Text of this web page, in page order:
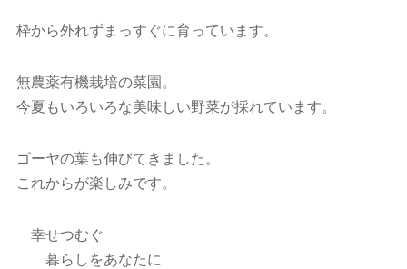
枠から外れずまっすぐに育っています。
無農薬有機栽培の菜園。
今夏もいろいろな美味しい野菜が採れています。
ゴーヤの葉も伸びてきました。
これからが楽しみです。
幸せつむぐ
暮らしをあなたに